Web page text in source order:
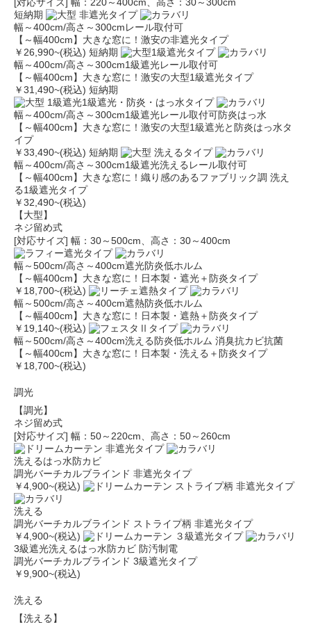
短納期
幅～400cm/高さ～300cmレール取付可
【～幅400cm】大きな窓に！激安の非遮光タイプ
￥26,990~(税込) 短納期
幅～400cm/高さ～300cm1級遮光レール取付可
【～幅400cm】大きな窓に！激安の大型1級遮光タイプ
￥31,490~(税込) 短納期
幅～400cm/高さ～300cm1級遮光レール取付可防炎はっ水
【～幅400cm】大きな窓に！激安の大型1級遮光と防炎はっ水タ
イプ
￥33,490~(税込) 短納期
幅～400cm/高さ～300cm1級遮光洗える レール取付可
【～幅400cm】大きな窓に！織り感のあるファブリック調 洗え
る1級遮光タイプ
￥32,490~(税込)
【大型】
ネジ留め式
[対応サイズ] 幅：30～500cm、高さ：30～400cm
幅～500cm/高さ～400cm遮光防炎低ホルム
【～幅400cm】大きな窓に！日本製・遮光＋防炎タイプ
￥18,700~(税込)
幅～500cm/高さ～400cm遮熱防炎低ホルム
【～幅400cm】大きな窓に！日本製・遮熱＋防炎タイプ
￥19,140~(税込)
幅～500cm/高さ～400cm洗える防炎低ホルム 消臭抗カビ抗菌
【～幅400cm】大きな窓に！日本製・洗える＋防炎タイプ
￥18,700~(税込)
調光
【調光】
ネジ留め式
[対応サイズ] 幅：50～220cm、高さ：50～260cm
洗えるはっ水防カビ
調光バーチカルブラインド 非遮光タイプ
￥4,900~(税込)
洗える
調光バーチカルブラインド ストライプ柄 非遮光タイプ
￥4,900~(税込)
3級遮光洗えるはっ水防カビ 防汚制電
調光バーチカルブラインド 3級遮光タイプ
￥9,900~(税込)
洗える
【洗える】